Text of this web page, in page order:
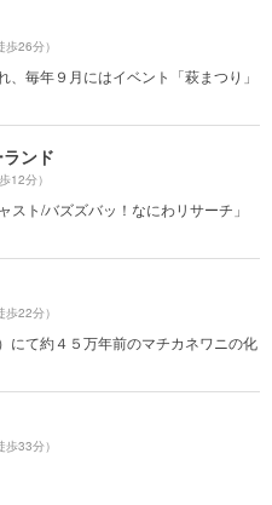
歩26分）
、毎年９月にはイベント「萩まつり」
ンド
12分）
スト/バズズバッ！なにわリサーチ」
歩22分）
にて約４５万年前のマチカネワニの化
歩33分）